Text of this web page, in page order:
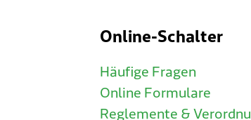
Online-Schalter
Häufige Fragen
Online Formulare
Reglemente &